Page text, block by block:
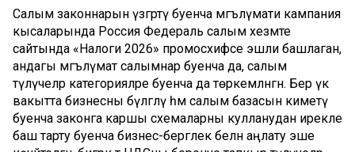
Салым законнарын үзгәртү буенча мәгълүмати кампания
кысаларында Россия Федераль салым хезмәте
сайтында «Налоги 2026» промосәхифәсе эшли башлаган,
андагы мәгълүмат салымнар буенча да, салым
түләүчеләр категорияләре буенча да төркемләнгән. Бер үк
вакытта бизнесны бүлгәләү һәм салым базасын киметү
буенча законга каршы схемаларны кулланудан ирекле
баш тарту буенча бизнес-бергәлек белән аңлату эше